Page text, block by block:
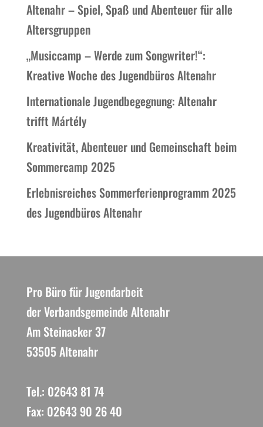
Altenahr – Spiel, Spaß und Abenteuer für alle
Altersgruppen
„Musiccamp – Werde zum Songwriter!“:
Kreative Woche des Jugendbüros Altenahr
Internationale Jugendbegegnung: Altenahr
trifft Mártély
Kreativität, Abenteuer und Gemeinschaft beim
Sommercamp 2025
Erlebnisreiches Sommerferienprogramm 2025
des Jugendbüros Altenahr
Pro Büro für Jugendarbeit
der Verbandsgemeinde Altenahr
Am Steinacker 37
53505 Altenahr
Tel.: 02643 81 74
Fax: 02643 90 26 40